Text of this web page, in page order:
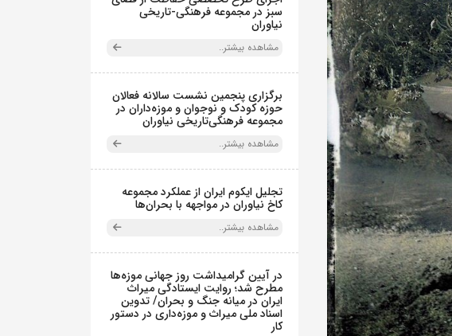
سبز در مجموعه فرهنگی-تاریخی
نیاوران
مشاهده بیشتر..
برگزاری پنجمین نشست سالانه فعالان
حوزه کودک و نوجوان و موزه‌داران در
مجموعه فرهنگی‌تاریخی نیاوران
مشاهده بیشتر..
تجلیل ایکوم ایران از عملکرد مجموعه
کاخ نیاوران در مواجهه با بحران‌ها
مشاهده بیشتر..
در آیین گرامیداشت روز جهانی موزه‌ها
مطرح شد؛ روایت ایستادگی میراث
ایران در میانه جنگ و بحران/ تدوین
اسناد ملی میراث و موزه‌داری در دستور
کار